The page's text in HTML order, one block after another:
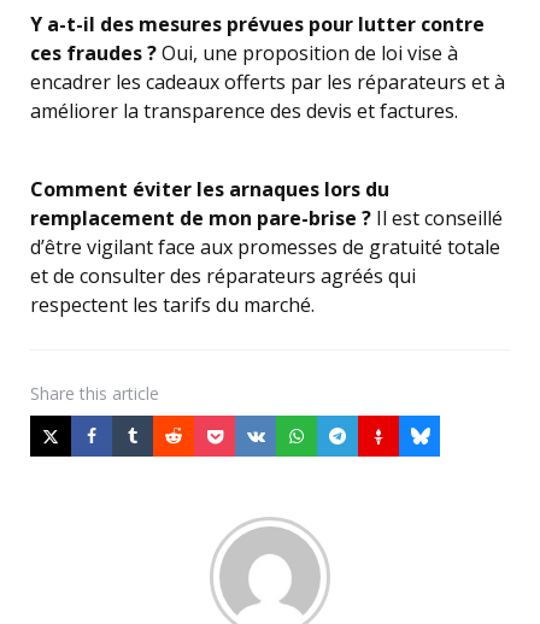
Y a-t-il des mesures prévues pour lutter contre
ces fraudes ?Oui, une proposition de loi vise à
encadrer les cadeaux offerts par les réparateurs et à
améliorer la transparence des devis et factures.
Comment éviter les arnaques lors du
remplacement de mon pare-brise ? Il est conseillé
d’être vigilant face aux promesses de gratuité totale
et de consulter des réparateurs agréés qui
respectent les tarifs du marché.
Share this article